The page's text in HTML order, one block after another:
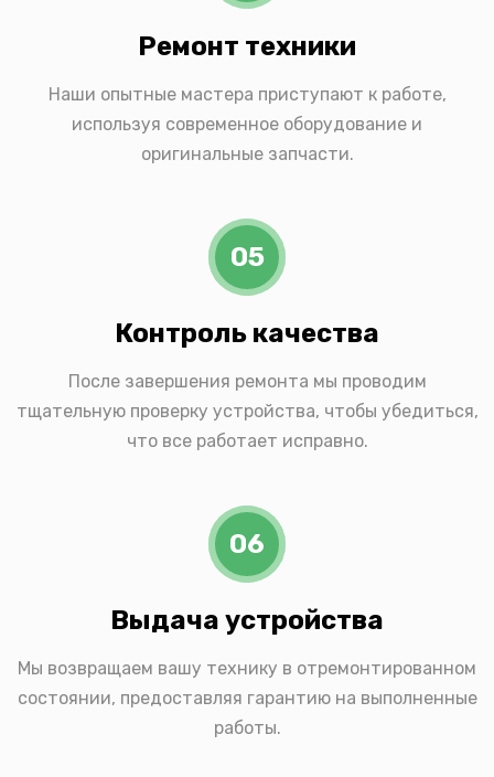
Ремонт техники
Наши опытные мастера приступают к работе,
используя современное оборудование и
оригинальные запчасти.
05
Контроль качества
После завершения ремонта мы проводим
тщательную проверку устройства, чтобы убедиться,
что все работает исправно.
06
Выдача устройства
Мы возвращаем вашу технику в отремонтированном
состоянии, предоставляя гарантию на выполненные
работы.